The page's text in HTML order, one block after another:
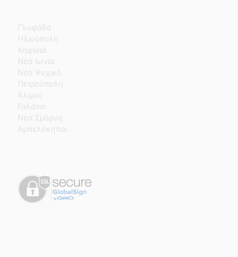
Γλυφάδα
Ηλιούπολη
Κηφισιά
Νέα Ιωνία
Νέο Ψυχικό
Πετρούπολη
Άλιμος
Γαλάτσι
Νέα Σμύρνη
Αμπελόκηποι